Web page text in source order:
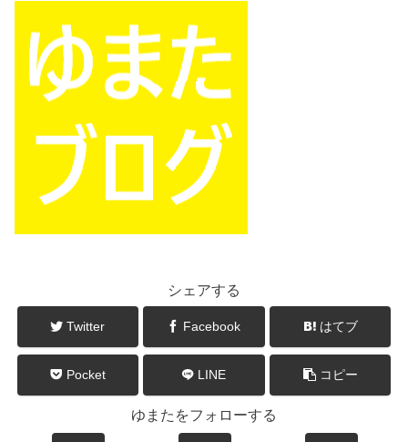
シェアする
Twitter Facebook はてブ
Pocket LINE コピー
ゆまたをフォローする